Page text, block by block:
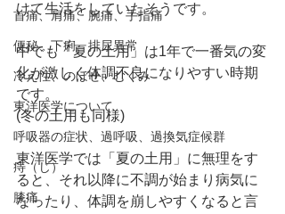
首痛、肩痛、腕痛、手指痛
便秘、下痢、排尿異常
冷え性、のぼせ、むくみ
東洋医学について
呼吸器の症状、過呼吸、過換気症候群
痔（じ）
膝痛
けて生活をしていたそうです。
中でも「夏の土用」は1年で一番気の変
化が激しく体調不良になりやすい時期
です。
(冬の土用も同様)
東洋医学では「夏の土用」に無理をす
ると、それ以降に不調が始まり病気に
なったり、体調を崩しやすくなると言